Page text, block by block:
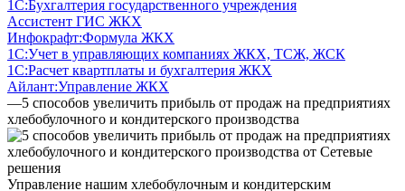
1С:Бухгалтерия государственного учреждения
Ассистент ГИС ЖКХ
Инфокрафт:Формула ЖКХ
1С:Учет в управляющих компаниях ЖКХ, ТСЖ, ЖСК
1С:Расчет квартплаты и бухгалтерия ЖКХ
Айлант:Управление ЖКХ
—5 способов увеличить прибыль от продаж на предприятиях
хлебобулочного и кондитерского производства
Управление нашим хлебобулочным и кондитерским